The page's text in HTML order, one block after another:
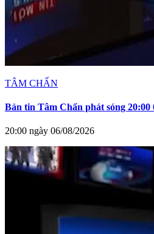
TÂM CHẤN
Bản tin Tâm Chấn phát sóng 20:00
20:00 ngày 06/08/2026